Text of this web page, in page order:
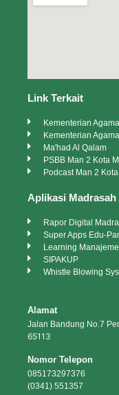
Link Terkait
Kementerian
Kementerian
Ma'had Al Qalam
PSBB Man 2 Kota
Podcast Man 2
Aplikasi Madrasah
Rapor Digital
Super Apps Edu-
Learning
SIPAKUP
Whistle Blowing
Alamat
Jalan Bandung No.7
65113
Nomor Telepon
085173297376
(0341) 551357